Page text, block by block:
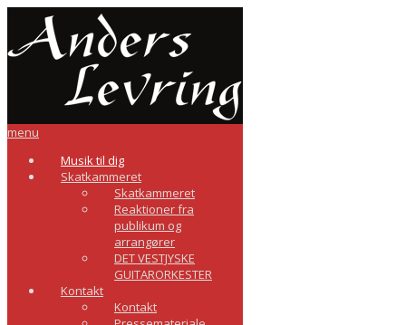
menu
Musik til dig
Skatkammeret
Skatkammeret
Reaktioner fra
publikum og
arrangører
DET VESTJYSKE
GUITARORKESTER
Kontakt
Kontakt